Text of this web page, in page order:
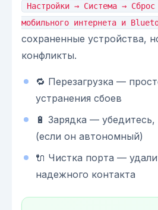
Настройки → Система →
мобильного интернета и
сохраненные устройства,
конфликты.
🔁 Перезагрузка —
устранения сбоев
🔋 Зарядка —
(если он автономный)
🔌 Чистка порта —
надежного контакта